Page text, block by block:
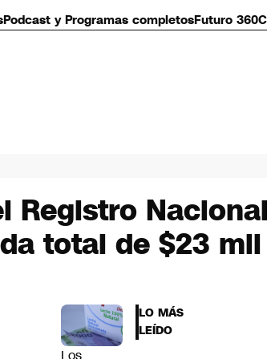
Podcast y Programas completosFuturo 360
Registro
total de $23
Los
LO MÁS
LEÍDO